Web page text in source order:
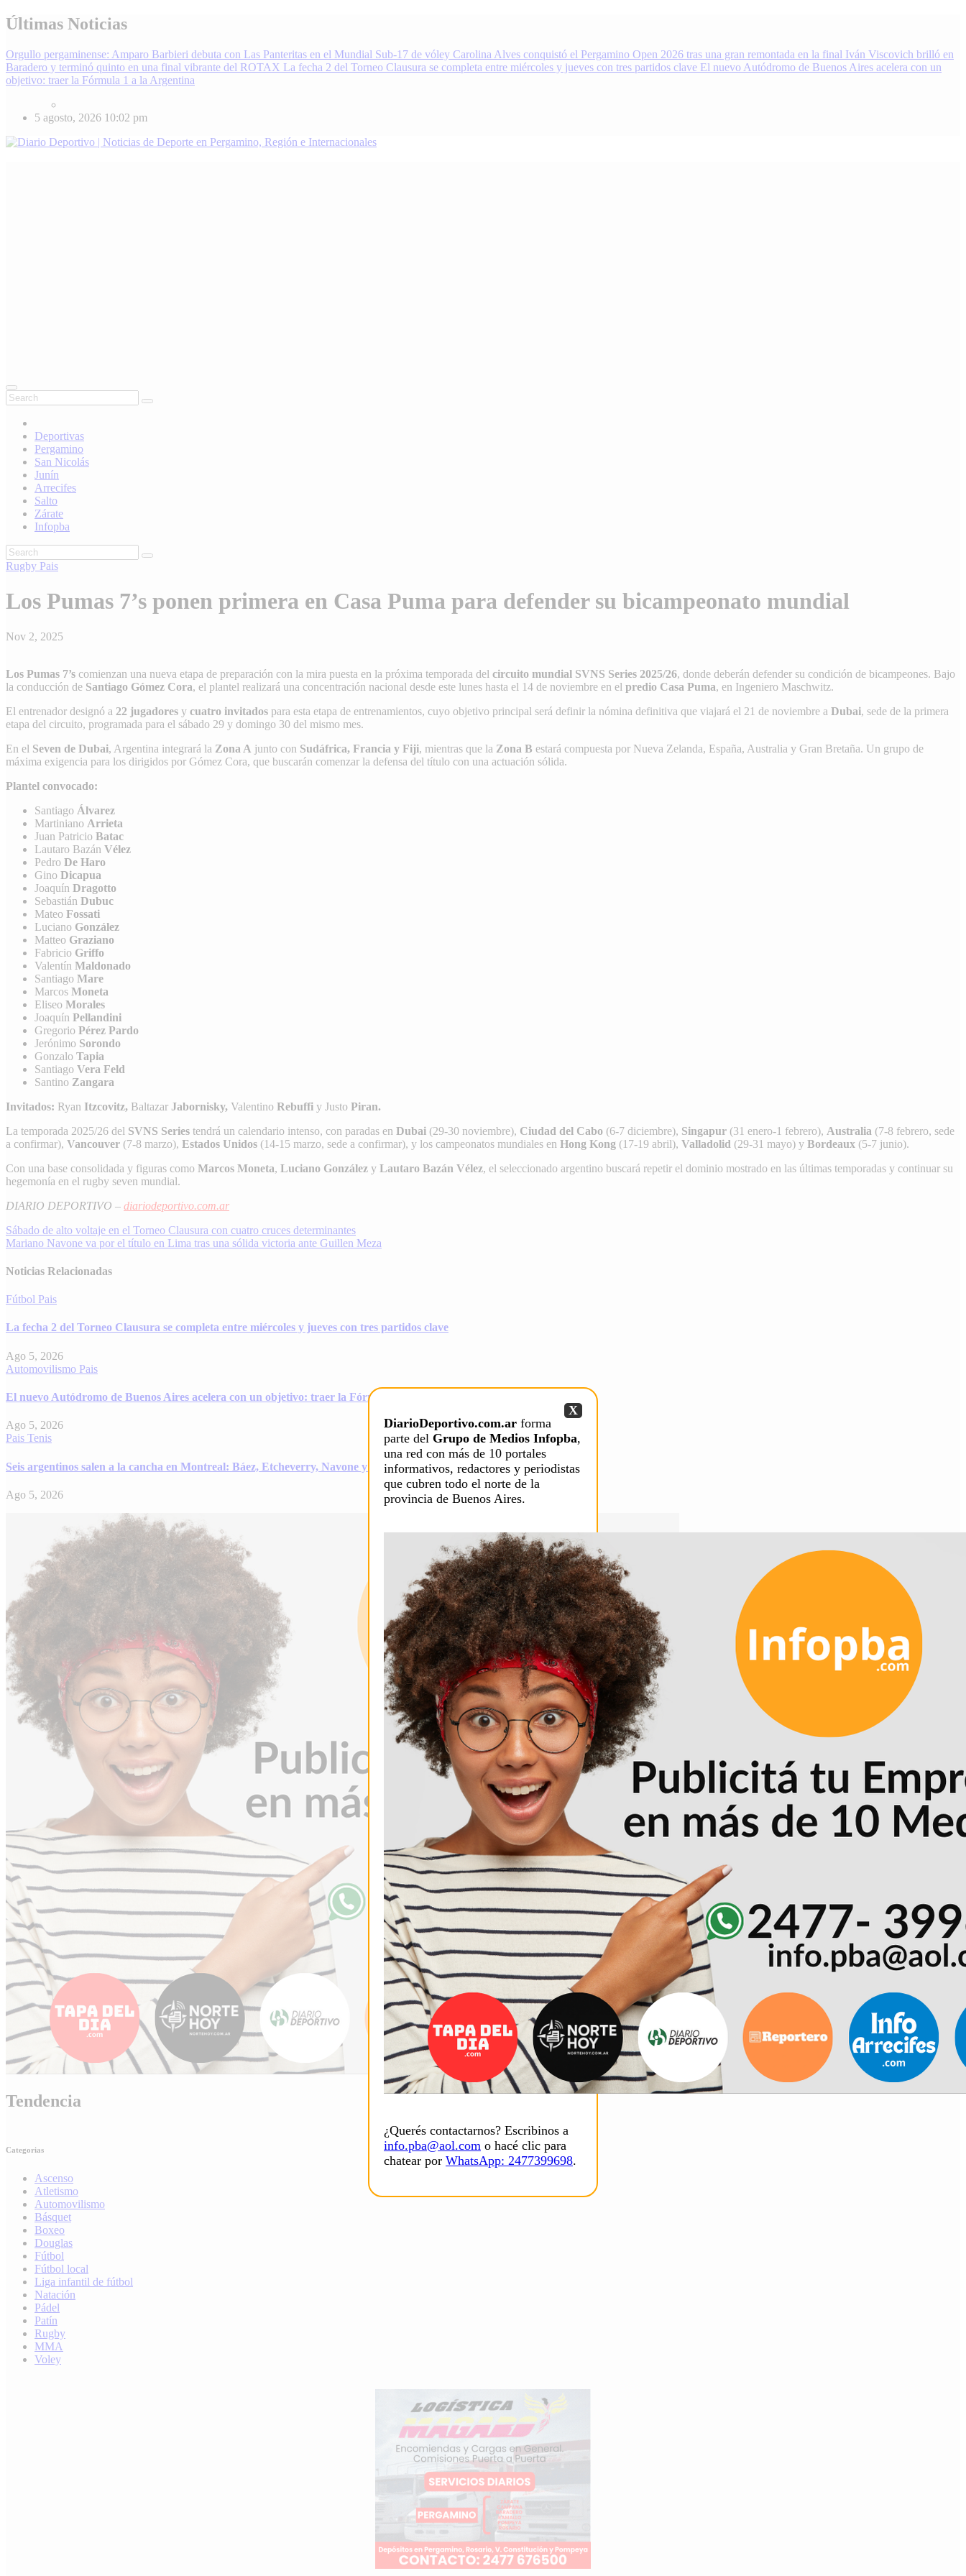
Skip
to
Últimas Noticias
Orgullo pergaminense: Amparo Barbieri debuta con Las Panteritas en el Mundial Sub-17 de vóley Carolina Alves conquistó el Pergamino Open 2026 tras una gran remontada en la final Iván Viscovich brilló en
Baradero y terminó quinto en una final vibrante del ROTAX La fecha 2 del Torneo Clausura se completa entre miércoles y jueves con tres partidos clave El nuevo Autódromo de Buenos Aires acelera con un
objetivo: traer la Fórmula 1 a la Argentina
5 agosto, 2026 10:02 pm
Deportivas
Pergamino
San Nicolás
Junín
Arrecifes
Salto
Zárate
Infopba
Rugby Pais
Los Pumas 7’s ponen primera en Casa Puma para defender su bicampeonato mundial
Nov 2, 2025
Los Pumas 7’s comienzan una nueva etapa de preparación con la mira puesta en la próxima temporada del circuito mundial SVNS Series 2025/26, donde deberán defender su condición de bicampeones. Bajo
la conducción de Santiago Gómez Cora, el plantel realizará una concentración nacional desde este lunes hasta el 14 de noviembre en el predio Casa Puma, en Ingeniero Maschwitz.
El entrenador designó a 22 jugadores y cuatro invitados para esta etapa de entrenamientos, cuyo objetivo principal será definir la nómina definitiva que viajará el 21 de noviembre a Dubai, sede de la primera
etapa del circuito, programada para el sábado 29 y domingo 30 del mismo mes.
En el Seven de Dubai, Argentina integrará la Zona A junto con Sudáfrica, Francia y Fiji, mientras que la Zona B estará compuesta por Nueva Zelanda, España, Australia y Gran Bretaña. Un grupo de
máxima exigencia para los dirigidos por Gómez Cora, que buscarán comenzar la defensa del título con una actuación sólida.
Plantel convocado:
Santiago Álvarez
Martiniano Arrieta
Juan Patricio Batac
Lautaro Bazán Vélez
Pedro De Haro
Gino Dicapua
Joaquín Dragotto
Sebastián Dubuc
Mateo Fossati
Luciano González
Matteo Graziano
Fabricio Griffo
Valentín Maldonado
Santiago Mare
Marcos Moneta
Eliseo Morales
Joaquín Pellandini
Gregorio Pérez Pardo
Jerónimo Sorondo
Gonzalo Tapia
Santiago Vera Feld
Santino Zangara
Invitados: Ryan Itzcovitz, Baltazar Jabornisky, Valentino Rebuffi y Justo Piran.
La temporada 2025/26 del SVNS Series tendrá un calendario intenso, con paradas en Dubai (29-30 noviembre), Ciudad del Cabo (6-7 diciembre), Singapur (31 enero-1 febrero), Australia (7-8 febrero, sede
a confirmar), Vancouver (7-8 marzo), Estados Unidos (14-15 marzo, sede a confirmar), y los campeonatos mundiales en Hong Kong (17-19 abril), Valladolid (29-31 mayo) y Bordeaux (5-7 junio).
Con una base consolidada y figuras como Marcos Moneta, Luciano González y Lautaro Bazán Vélez, el seleccionado argentino buscará repetir el dominio mostrado en las últimas temporadas y continuar su
hegemonía en el rugby seven mundial.
DIARIO DEPORTIVO – diariodeportivo.com.ar
Navegación
de
entradas
Sábado de alto voltaje en el Torneo Clausura con cuatro cruces determinantes
Mariano Navone va por el título en Lima tras una sólida victoria ante Guillen Meza
Noticias Relacionadas
Fútbol Pais
La fecha 2 del Torneo Clausura se completa entre miércoles y jueves con tres partidos clave
Ago 5, 2026
Automovilismo Pais
El nuevo Autódromo de Buenos Aires acelera con un objetivo: traer la Fórmula 1 a la Argentina
Ago 5, 2026
Pais Tenis
Seis argentinos salen a la cancha en Montreal: Báez, Etcheverry, Navone y los Cerúndolo buscan los octavos
Ago 5, 2026
X
DiarioDeportivo.com.ar forma
parte del Grupo de Medios Infopba,
una red con más de 10 portales
informativos, redactores y periodistas
que cubren todo el norte de la
provincia de Buenos Aires.
¿Querés contactarnos? Escribinos a
info.pba@aol.com o hacé clic para
chatear por WhatsApp: 2477399698.
Tendencia
Categorias
Ascenso
Atletismo
Automovilismo
Básquet
Boxeo
Douglas
Fútbol
Fútbol local
Liga infantil de fútbol
Natación
Pádel
Patín
Rugby
MMA
Voley